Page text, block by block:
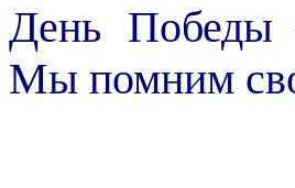
День Победы
Мы помним